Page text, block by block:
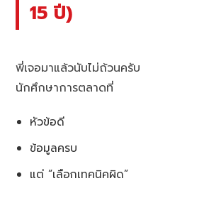
15 ปี)
พี่เจอมาแล้วนับไม่ถ้วนครับ
นักศึกษาการตลาดที่
หัวข้อดี
ข้อมูลครบ
แต่ “เลือกเทคนิคผิด”